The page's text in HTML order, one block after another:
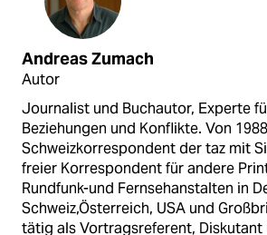
Andreas Zumach
Autor
Journalist und Buchautor, Experte
Beziehungen und Konflikte. Von
Schweizkorrespondent der taz mit
freier Korrespondent für andere
Rundfunk-und Fernsehanstalten in
Schweiz,Österreich, USA und
tätig als Vortragsreferent,